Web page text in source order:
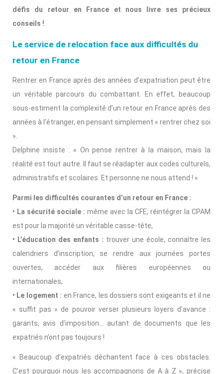
défis du retour en France et nous livre ses précieux
conseils !
Le service de relocation face aux difficultés du
retour en France
Rentrer en France après des années d’expatriation peut être
un véritable parcours du combattant. En effet, beaucoup
sous-estiment la complexité d’un retour en France après des
années à l’étranger, en pensant simplement « rentrer chez soi
».
Delphine insiste : « On pense rentrer à la maison, mais la
réalité est tout autre. Il faut se réadapter aux codes culturels,
administratifs et scolaires. Et personne ne nous attend ! «
Parmi les difficultés courantes d’un retour en France :
• La sécurité sociale : même avec la CFE, réintégrer la CPAM
est pour la majorité un véritable casse-tête,
• L’éducation des enfants : trouver une école, connaître les
calendriers d’inscription, se rendre aux journées portes
ouvertes, accéder aux filières européennes ou
internationales,
• Le logement : en France, les dossiers sont exigeants et il ne
« suffit pas » de pouvoir verser plusieurs loyers d’avance :
garants, avis d’imposition… autant de documents que les
expatriés n’ont pas toujours !
« Beaucoup d’expatriés déchantent face à ces obstacles.
C’est pourquoi nous les accompagnons de A à Z », précise